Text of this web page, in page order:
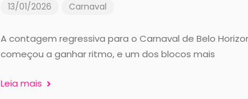
13/01/2026 Carnaval
A contagem regressiva para o Carnaval de Belo
começou a ganhar ritmo, e um dos blocos mais
Leia mais